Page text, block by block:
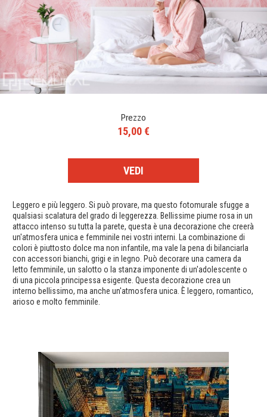
Prezzo
15,00 €
VEDI
Leggero e più leggero. Si può provare, ma questo fotomurale sfugge a
qualsiasi scalatura del grado di leggerezza. Bellissime piume rosa in un
attacco intenso su tutta la parete, questa è una decorazione che creerà
un'atmosfera unica e femminile nei vostri interni. La combinazione di
colori è piuttosto dolce ma non infantile, ma vale la pena di bilanciarla
con accessori bianchi, grigi e in legno. Può decorare una camera da
letto femminile, un salotto o la stanza imponente di un'adolescente o
di una piccola principessa esigente. Questa decorazione crea un
interno bellissimo, ma anche un'atmosfera unica. È leggero, romantico,
arioso e molto femminile.